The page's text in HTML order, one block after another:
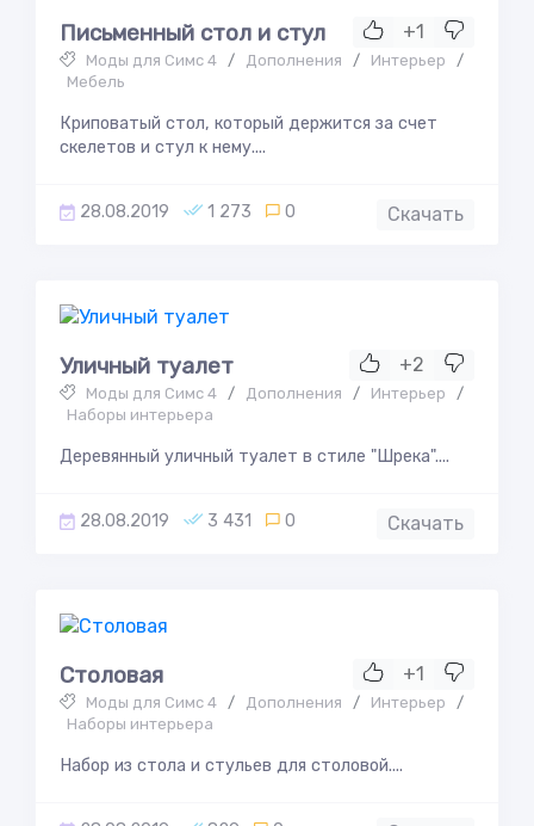
+1
Письменный стол и стул
Моды для Симс 4 / Дополнения / Интерьер
/
Мебель
Криповатый стол, который держится за счет
скелетов и стул к нему....
28.08.2019 1 273 0 Скачать
+2
Уличный туалет
Моды для Симс 4 / Дополнения / Интерьер
/
Наборы интерьера
Деревянный уличный туалет в стиле "Шрека"....
28.08.2019 3 431 0 Скачать
+1
Столовая
Моды для Симс 4 / Дополнения / Интерьер
/
Наборы интерьера
Набор из стола и стульев для столовой....